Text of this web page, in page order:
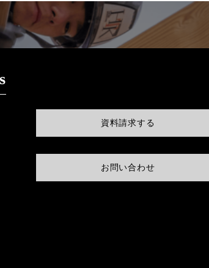
資料請求する
お問い合わせ